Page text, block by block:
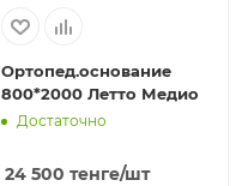
Ортопед.основание
800*2000 Летто Медио
Достаточно
24 500 тенге/шт